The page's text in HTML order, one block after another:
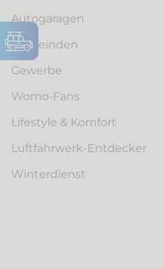
Autogaragen
Gemeinden
Gewerbe
Womo-Fans
Lifestyle & Komfort
Luftfahrwerk-Entdecker
Winterdienst